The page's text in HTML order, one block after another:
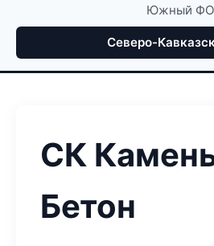
Южный ФО
Северо-
СК
Бетон